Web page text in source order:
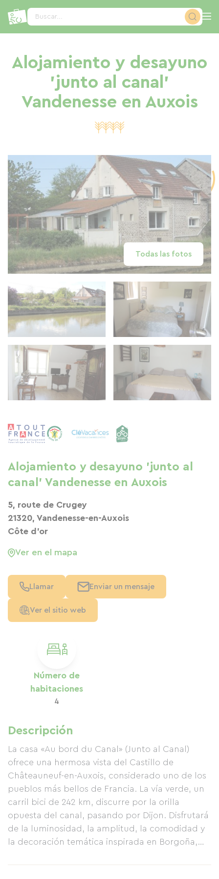
Buscar...
Alojamiento y desayuno
'junto al canal'
Vandenesse en Auxois
Todas las fotos
Número de
habitaciones
4
Descripción
La casa «Au bord du Canal» (Junto al Canal)
ofrece una hermosa vista del Castillo de
Châteauneuf-en-Auxois, considerado uno de los
pueblos más bellos de Francia. La vía verde, un
carril bici de 242 km, discurre por la orilla
opuesta del canal, pasando por Dijon. Disfrutará
de la luminosidad, la amplitud, la comodidad y
la decoración temática inspirada en Borgoña,
Alojamiento y desayuno 'junto al
canal' Vandenesse en Auxois
5, route de Crugey
21320, Vandenesse-en-Auxois
Côte d'or
Ver en el mapa
Llamar Enviar un mensaje
Ver el sitio web
Panel de gestión de cookies